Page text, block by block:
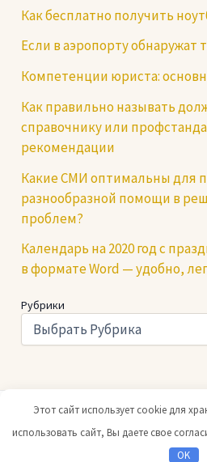
Как бесплатно получить
Если в аэропорту обнаружат
Компетенции юриста:
Как правильно называть
справочнику или
рекомендации
Какие СМИ оптимальны для
разнообразной помощи в
проблем?
Календарь на 2020 год с
в формате Word — удобно,
Рубрики
Copyright © 2026 Юридический
ссылка на нас
Этот сайт использует cookie для
использовать сайт, Вы даете свое
OK